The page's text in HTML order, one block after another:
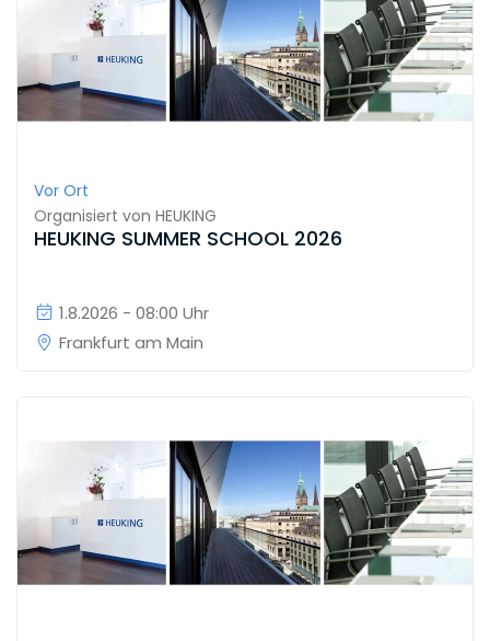
Vor Ort
Organisiert von HEUKING
HEUKING SUMMER SCHOOL 2026
1.8.2026 - 08:00 Uhr
Frankfurt am Main